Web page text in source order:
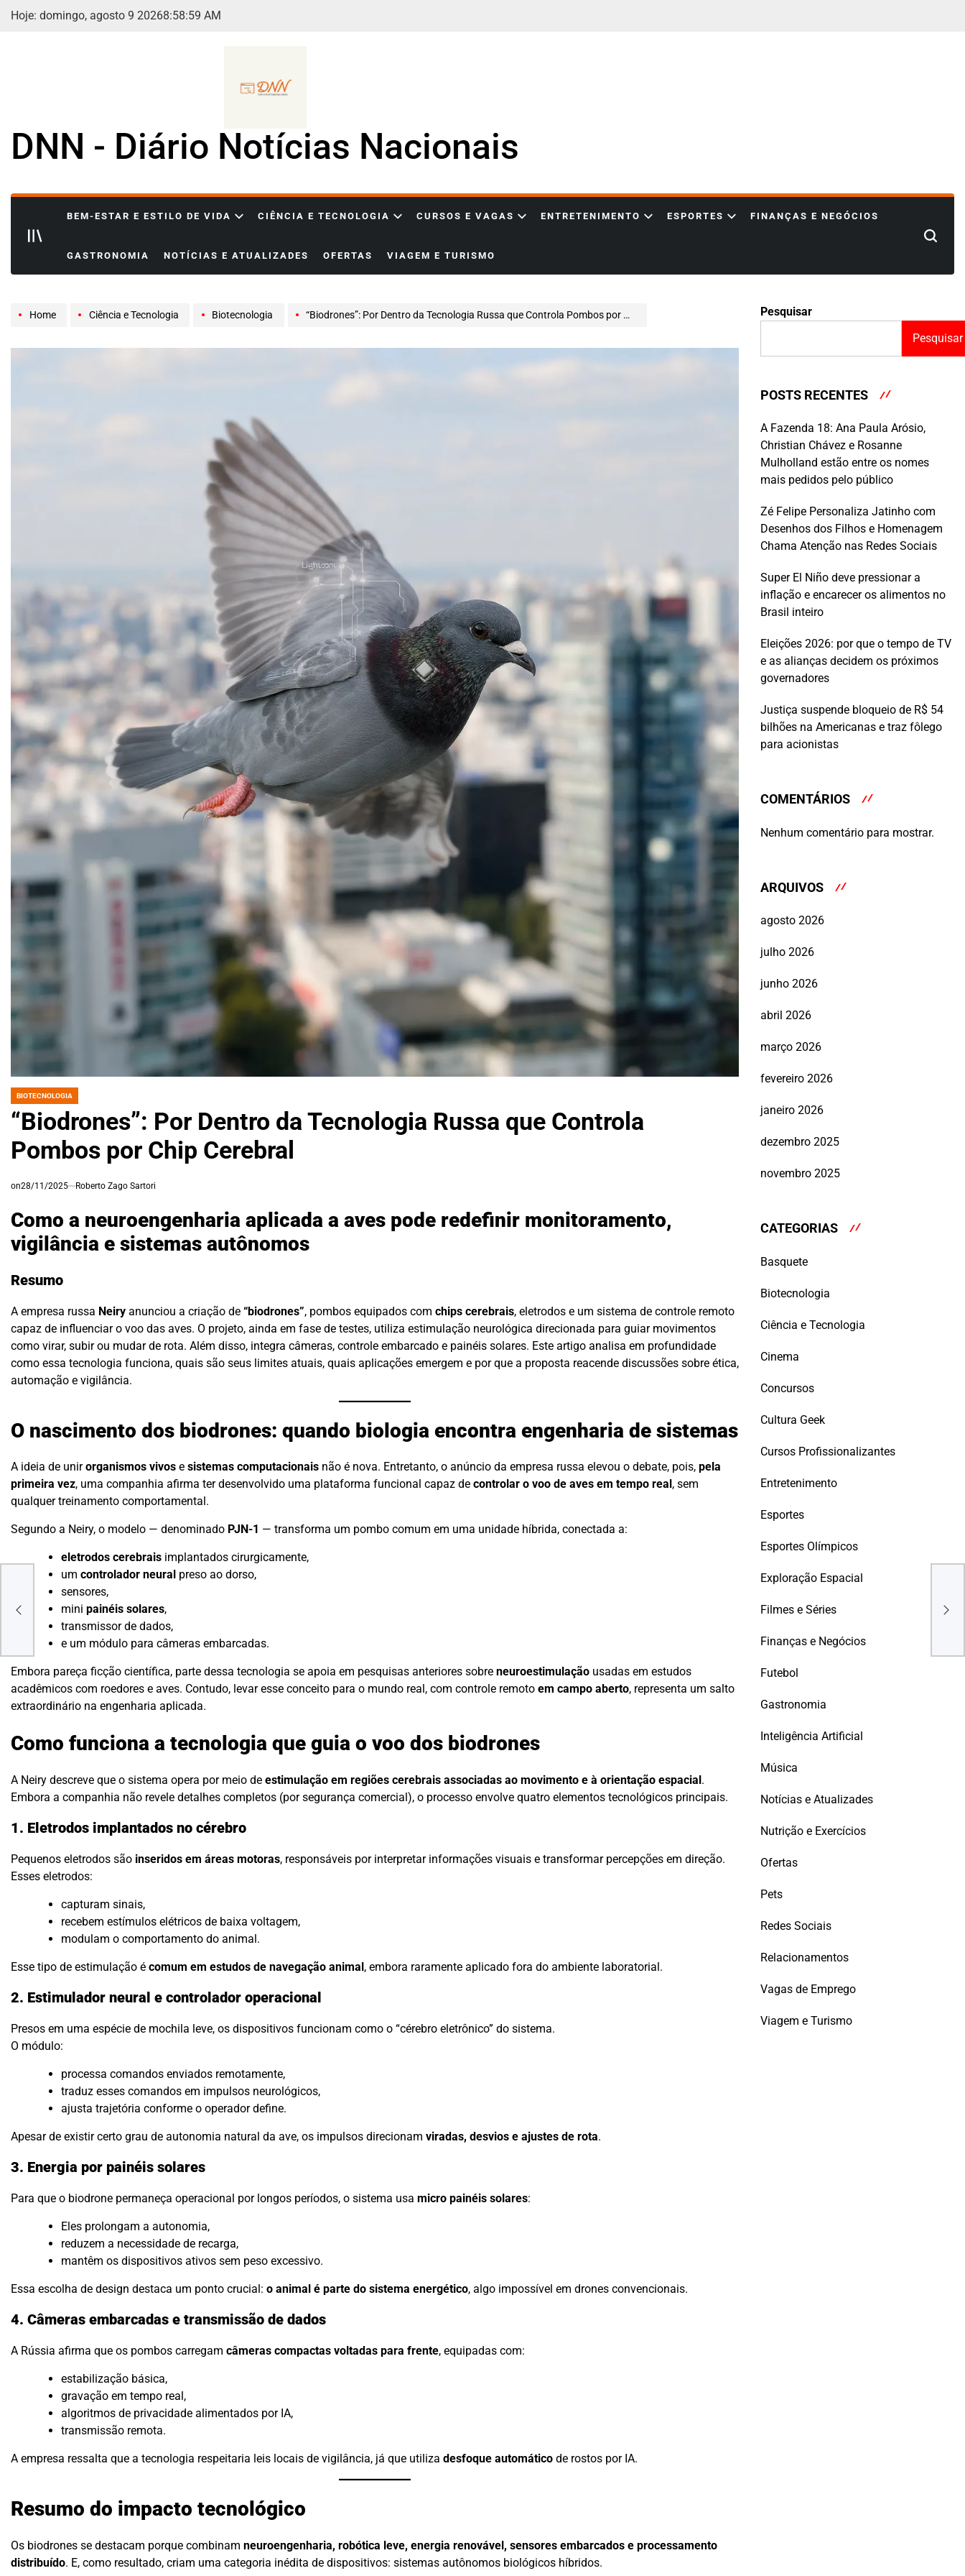
Skip
Hoje: domingo, agosto 9 20268:59:00 AM
DNN - Diário Notícias Nacionais
BEM-ESTAR E ESTILO DE VIDA CIÊNCIA E TECNOLOGIA CURSOS E VAGAS ENTRETENIMENTO ESPORTES FINANÇAS E NEGÓCIOS
GASTRONOMIA NOTÍCIAS E ATUALIZADES OFERTAS VIAGEM E TURISMO
Search
Home Ciência e Tecnologia Biotecnologia “Biodrones”: Por Dentro da Tecnologia Russa que Controla Pombos por Chip Cerebral
POSTED
IN
BIOTECNOLOGIA
“Biodrones”: Por Dentro da Tecnologia Russa que Controla
Pombos por Chip Cerebral
on28/11/2025 Roberto Zago Sartori
Como a neuroengenharia aplicada a aves pode redefinir monitoramento,
vigilância e sistemas autônomos
Resumo
A empresa russa Neiry anunciou a criação de “biodrones”, pombos equipados com chips cerebrais, eletrodos e um sistema de controle remoto
capaz de influenciar o voo das aves. O projeto, ainda em fase de testes, utiliza estimulação neurológica direcionada para guiar movimentos
como virar, subir ou mudar de rota. Além disso, integra câmeras, controle embarcado e painéis solares. Este artigo analisa em profundidade
como essa tecnologia funciona, quais são seus limites atuais, quais aplicações emergem e por que a proposta reacende discussões sobre ética,
automação e vigilância.
O nascimento dos biodrones: quando biologia encontra engenharia de sistemas
A ideia de unirorganismos vivos e sistemas computacionais não é nova. Entretanto, o anúncio da empresa russa elevou o debate, pois, pela
primeira vez, uma companhia afirma ter desenvolvido uma plataforma funcional capaz de controlar o voo de aves em tempo real , sem
qualquer treinamento comportamental.
Segundo a Neiry, o modelo — denominado PJN-1 — transforma um pombo comum em uma unidade híbrida, conectada a:
eletrodos cerebrais implantados cirurgicamente,
um controlador neural preso ao dorso,
sensores,
mini painéis solares,
transmissor de dados,
e um módulo para câmeras embarcadas.
Embora pareça ficção científica, parte dessa tecnologia se apoia em pesquisas anteriores sobre neuroestimulação usadas em estudos
acadêmicos com roedores e aves. Contudo, levar esse conceito para o mundo real, com controle remoto em campo aberto, representa um salto
extraordinário na engenharia aplicada.
Como funciona a tecnologia que guia o voo dos biodrones
A Neiry descreve que o sistema opera por meio de estimulação em regiões cerebrais associadas ao movimento e à orientação espacial.
Embora a companhia não revele detalhes completos (por segurança comercial), o processo envolve quatro elementos tecnológicos principais.
1. Eletrodos implantados no cérebro
Pequenos eletrodos são inseridos em áreas motoras, responsáveis por interpretar informações visuais e transformar percepções em direção.
Esses eletrodos:
capturam sinais,
recebem estímulos elétricos de baixa voltagem,
modulam o comportamento do animal.
Esse tipo de estimulação é comum em estudos de navegação animal, embora raramente aplicado fora do ambiente laboratorial.
2. Estimulador neural e controlador operacional
Presos em uma espécie de mochila leve, os dispositivos funcionam como o “cérebro eletrônico” do sistema.
O módulo:
processa comandos enviados remotamente,
traduz esses comandos em impulsos neurológicos,
ajusta trajetória conforme o operador define.
Apesar de existir certo grau de autonomia natural da ave, os impulsos direcionam viradas, desvios e ajustes de rota.
3. Energia por painéis solares
Para que o biodrone permaneça operacional por longos períodos, o sistema usa micro painéis solares:
Eles prolongam a autonomia,
reduzem a necessidade de recarga,
mantêm os dispositivos ativos sem peso excessivo.
Essa escolha de design destaca um ponto crucial: o animal é parte do sistema energético, algo impossível em drones convencionais.
4. Câmeras embarcadas e transmissão de dados
A Rússia afirma que os pombos carregam câmeras compactas voltadas para frente, equipadas com:
estabilização básica,
gravação em tempo real,
algoritmos de privacidade alimentados por IA,
transmissão remota.
A empresa ressalta que a tecnologia respeitaria leis locais de vigilância, já que utiliza desfoque automático de rostos por IA.
Resumo do impacto tecnológico
Os biodrones se destacam porque combinam neuroengenharia, robótica leve, energia renovável, sensores embarcados e processamento
distribuído. E, como resultado, criam uma categoria inédita de dispositivos: sistemas autônomos biológicos híbridos.
Pesquisar
Pesquisar
POSTS RECENTES
A Fazenda 18: Ana Paula Arósio,
Christian Chávez e Rosanne
Mulholland estão entre os nomes
mais pedidos pelo público
Zé Felipe Personaliza Jatinho com
Desenhos dos Filhos e Homenagem
Chama Atenção nas Redes Sociais
Super El Niño deve pressionar a
inflação e encarecer os alimentos no
Brasil inteiro
Eleições 2026: por que o tempo de TV
e as alianças decidem os próximos
governadores
Justiça suspende bloqueio de R$ 54
bilhões na Americanas e traz fôlego
para acionistas
COMENTÁRIOS
Nenhum comentário para mostrar.
ARQUIVOS
agosto 2026
julho 2026
junho 2026
abril 2026
março 2026
fevereiro 2026
janeiro 2026
dezembro 2025
novembro 2025
CATEGORIAS
Basquete
Biotecnologia
Ciência e Tecnologia
Cinema
Concursos
Cultura Geek
Cursos Profissionalizantes
Entretenimento
Esportes
Esportes Olímpicos
Exploração Espacial
Filmes e Séries
Finanças e Negócios
Futebol
Gastronomia
Inteligência Artificial
Música
Notícias e Atualizades
Nutrição e Exercícios
Ofertas
Pets
Redes Sociais
Relacionamentos
Vagas de Emprego
Viagem e Turismo